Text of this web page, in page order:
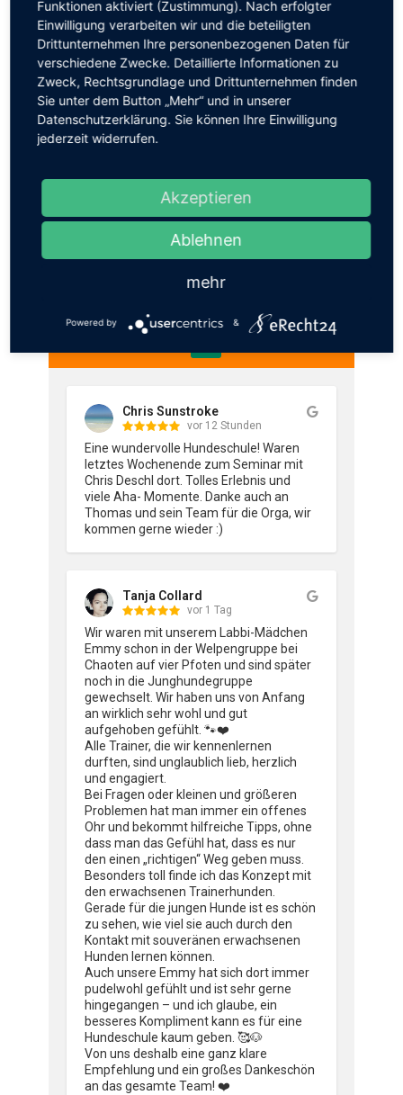
Chaotensalon
4.8
Hundeschule "Chaoten
auf 4 Pfoten"
Empfohlen von 251 personen
Würden sie empfehlen "Hundeschule "Chaoten auf 4
Chris Sunstroke
vor 12 Stunden
Eine wundervolle Hundeschule! Waren
letztes Wochenende zum Seminar mit
Chris Deschl dort. Tolles Erlebnis und
viele Aha- Momente. Danke auch an
Thomas und sein Team für die Orga, wir
kommen gerne wieder :)
Tanja Collard
vor 1 Tag
Wir waren mit unserem Labbi-Mädchen
Emmy schon in der Welpengruppe bei
Chaoten auf vier Pfoten und sind später
noch in die Junghundegruppe
gewechselt. Wir haben uns von Anfang
an wirklich sehr wohl und gut
aufgehoben gefühlt. 🐾❤️
Alle Trainer, die wir kennenlernen
durften, sind unglaublich lieb, herzlich
und engagiert.
Bei Fragen oder kleinen und größeren
Problemen hat man immer ein offenes
Ohr und bekommt hilfreiche Tipps, ohne
dass man das Gefühl hat, dass es nur
den einen „richtigen“ Weg geben muss.
Besonders toll finde ich das Konzept mit
den erwachsenen Trainerhunden.
Gerade für die jungen Hunde ist es schön
zu sehen, wie viel sie auch durch den
Kontakt mit souveränen erwachsenen
Hunden lernen können.
Auch unsere Emmy hat sich dort immer
pudelwohl gefühlt und ist sehr gerne
hingegangen – und ich glaube, ein
besseres Kompliment kann es für eine
Hundeschule kaum geben. 🥰🐶
Von uns deshalb eine ganz klare
Empfehlung und ein großes Dankeschön
an das gesamte Team! ❤️
Funktionen aktiviert (Zustimmung). Nach erfolgter
Einwilligung verarbeiten wir und die beteiligten
Drittunternehmen Ihre personenbezogenen Daten für
verschiedene Zwecke. Detaillierte Informationen zu
Zweck, Rechtsgrundlage und Drittunternehmen finden
Sie unter dem Button „Mehr“ und in unserer
Datenschutzerklärung. Sie können Ihre Einwilligung
jederzeit widerrufen.
Akzeptieren
Ablehnen
mehr
Powered by &